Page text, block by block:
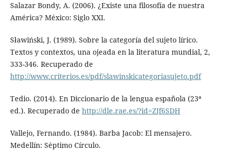
Salazar Bondy, A. (2006). ¿Existe una filosofía de nuestra
América? México: Siglo XXI.
Sławiński, J. (1989). Sobre la categoría del sujeto lírico.
Textos y contextos, una ojeada en la literatura mundial, 2,
333-346. Recuperado de
http://www.criterios.es/pdf/slawinskicategoriasujeto.pdf
Tedio. (2014). En Diccionario de la lengua española (23ª
ed.). Recuperado de http://dle.rae.es/?id=ZJf6SDH
Vallejo, Fernando. (1984). Barba Jacob: El mensajero.
Medellín: Séptimo Círculo.